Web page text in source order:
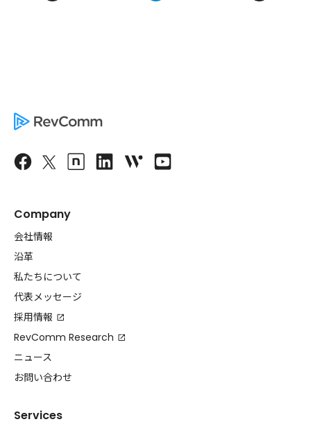
Company
会社情報
沿革
私たちについて
代表メッセージ
採用情報
RevComm Research
ニュース
お問い合わせ
Services